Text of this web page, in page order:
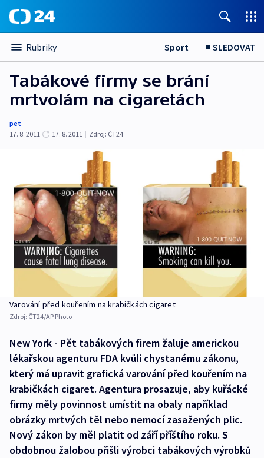
Rubriky Sport SLEDOVAT
Tabákové firmy se brání
mrtvolám na cigaretách
pet
17. 8. 2011
17. 8. 2011 | Zdroj: ČT24
Varování před kouřením na krabičkách cigaret
Zdroj: ČT24/AP Photo
New York - Pět tabákových firem žaluje americkou
lékařskou agenturu FDA kvůli chystanému zákonu,
který má upravit grafická varování před kouřením na
krabičkách cigaret. Agentura prosazuje, aby kuřácké
firmy měly povinnost umístit na obaly například
obrázky mrtvých těl nebo nemocí zasažených plic.
Nový zákon by měl platit od září příštího roku. S
obdobnou žalobou přišli výrobci tabákových výrobků